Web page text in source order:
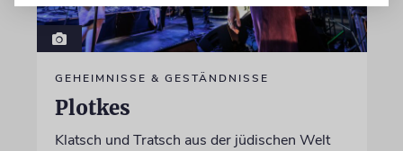
GEHEIMNISSE & GESTÄNDNISSE
Plotkes
Klatsch und Tratsch aus der jüdischen Welt